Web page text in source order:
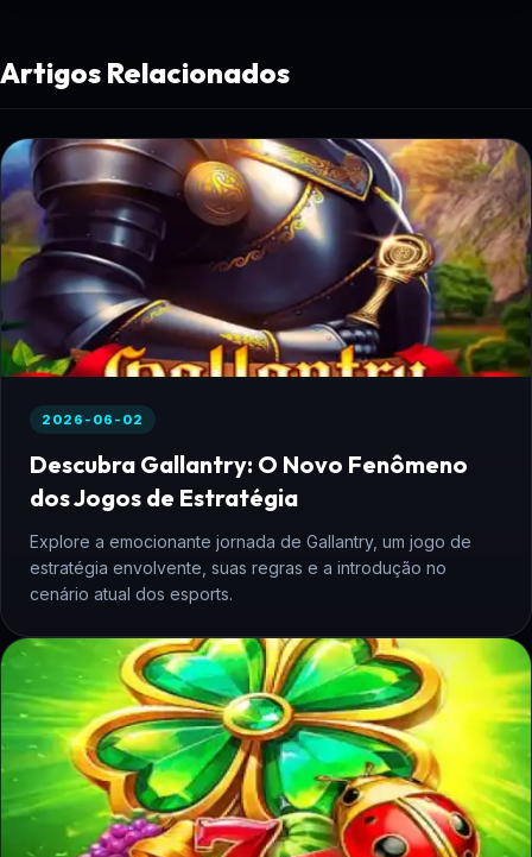
Artigos Relacionados
2026-06-02
Descubra Gallantry: O Novo Fenômeno
dos Jogos de Estratégia
Explore a emocionante jornada de Gallantry, um jogo de
estratégia envolvente, suas regras e a introdução no
cenário atual dos esports.